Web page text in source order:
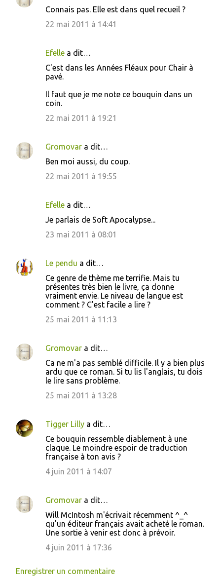
Connais pas. Elle est dans quel recueil ?
22 mai 2011 à 14:41
Efelle a dit…
C'est dans les Années Fléaux pour Chair à
pavé.
Il faut que je me note ce bouquin dans un
coin.
22 mai 2011 à 19:21
Gromovar a dit…
Ben moi aussi, du coup.
22 mai 2011 à 19:55
Efelle a dit…
Je parlais de Soft Apocalypse...
23 mai 2011 à 08:01
Le pendu a dit…
Ce genre de thème me terrifie. Mais tu
présentes très bien le livre, ça donne
vraiment envie. Le niveau de langue est
comment ? C'est facile a lire ?
25 mai 2011 à 11:13
Gromovar a dit…
Ca ne m'a pas semblé difficile. Il y a bien plus
ardu que ce roman. Si tu lis l'anglais, tu dois
le lire sans problème.
25 mai 2011 à 13:28
Tigger Lilly a dit…
Ce bouquin ressemble diablement à une
claque. Le moindre espoir de traduction
française à ton avis ?
4 juin 2011 à 14:07
Gromovar a dit…
Will McIntosh m'écrivait récemment ^_^
qu'un éditeur français avait acheté le roman.
Une sortie à venir est donc à prévoir.
4 juin 2011 à 17:36
Enregistrer un commentaire